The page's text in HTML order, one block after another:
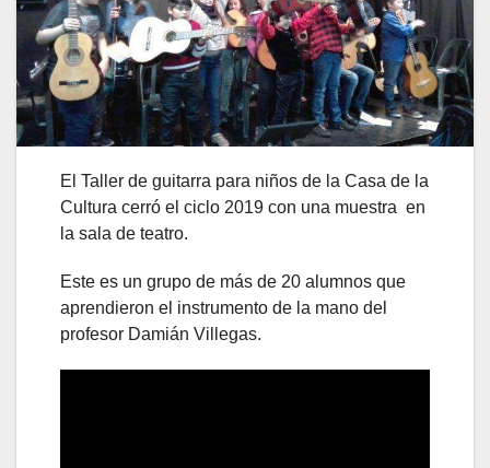
El Taller de guitarra para niños de la Casa de la
Cultura cerró el ciclo 2019 con una muestra en
la sala de teatro.
Este es un grupo de más de 20 alumnos que
aprendieron el instrumento de la mano del
profesor Damián Villegas.